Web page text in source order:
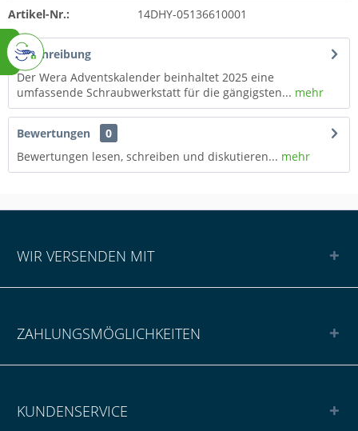
Artikel-Nr.: 14DHY-05136610001
Beschreibung
Der Wera Adventskalender beinhaltet 2025 eine
umfassende Schraubwerkstatt für die gängigsten... mehr
Bewertungen
0
Bewertungen lesen, schreiben und diskutieren... mehr
WIR VERSENDEN MIT
ZAHLUNGSMÖGLICHKEITEN
KUNDENSERVICE